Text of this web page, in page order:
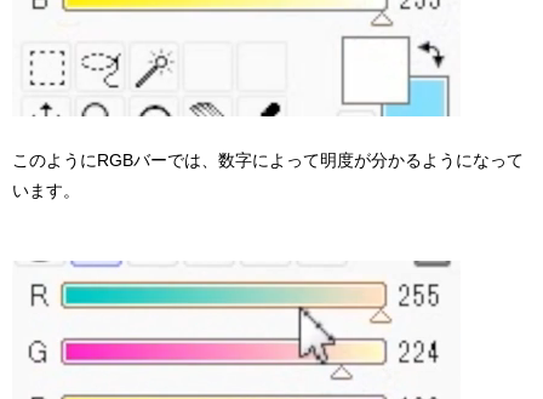
このようにRGBバーでは、数字によって明度が分かるようになって
います。